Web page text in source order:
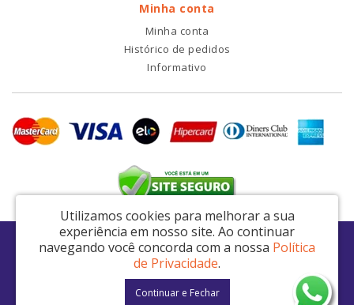
Minha conta
Minha conta
Histórico de pedidos
Informativo
RDI2 Peças Automotivas Ltda - CNPJ: 14.423.428/0001-51
Av. Nordestina, 663 - São Miguel Paulista - São Paulo / SP - CEP: 08021-000
RDI2 © 2026
Utilizamos cookies para melhorar a sua
experiência em nosso site. Ao continuar
navegando você concorda com a nossa Política
de Privacidade.
Continuar e Fechar